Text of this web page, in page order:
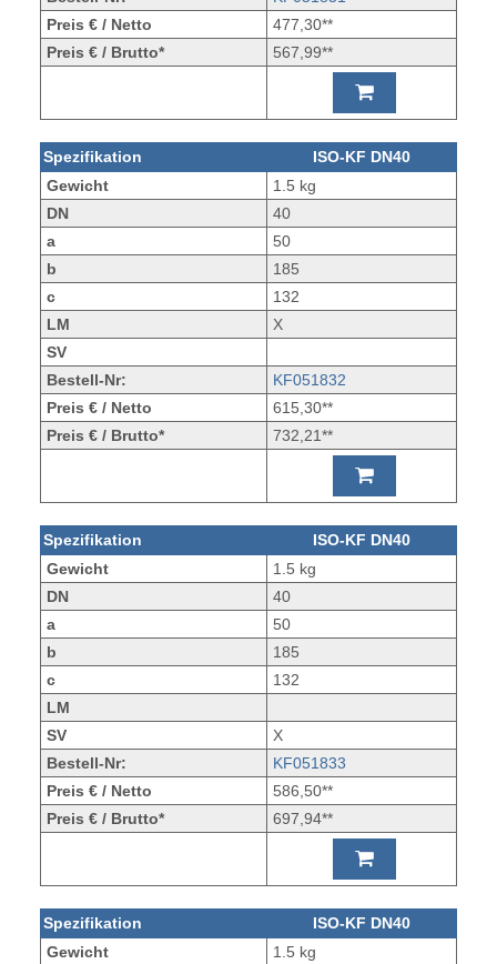
Preis € / Netto
477,30**
Preis € / Brutto*
567,99**
Spezifikation
ISO-KF DN40
Gewicht
1.5 kg
DN
40
a
50
b
185
c
132
LM
X
SV
Bestell-Nr:
KF051832
Preis € / Netto
615,30**
Preis € / Brutto*
732,21**
Spezifikation
ISO-KF DN40
Gewicht
1.5 kg
DN
40
a
50
b
185
c
132
LM
SV
X
Bestell-Nr:
KF051833
Preis € / Netto
586,50**
Preis € / Brutto*
697,94**
Spezifikation
ISO-KF DN40
Gewicht
1.5 kg